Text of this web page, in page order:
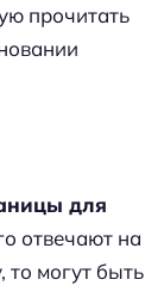
прочитать
для
отвечают на
то могут быть